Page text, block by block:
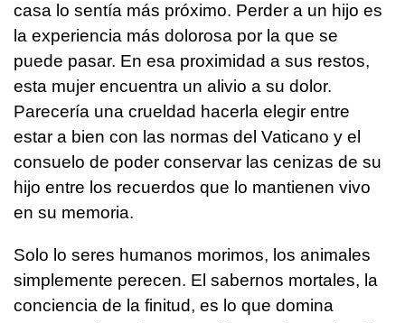
casa lo sentía más próximo. Perder a un hijo es
la experiencia más dolorosa por la que se
puede pasar. En esa proximidad a sus restos,
esta mujer encuentra un alivio a su dolor.
Parecería una crueldad hacerla elegir entre
estar a bien con las normas del Vaticano y el
consuelo de poder conservar las cenizas de su
hijo entre los recuerdos que lo mantienen vivo
en su memoria.
Solo lo seres humanos morimos, los animales
simplemente perecen. El sabernos mortales, la
conciencia de la finitud, es lo que domina